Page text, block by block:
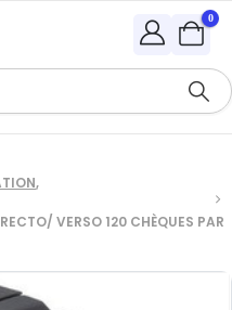
0
,
VERSO 120 CHÈQUES PAR